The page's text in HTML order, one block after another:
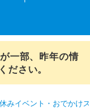
一部、昨年の情
ださい。
みイベント・おでかけ